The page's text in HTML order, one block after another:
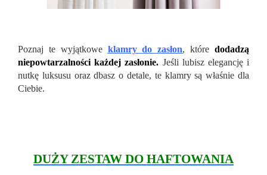
Poznaj te wyjątkowe klamry do zasłon, któredodadzą
niepowtarzalności każdej zasłonie. Jeśli lubisz elegancję i
nutkę luksusu oraz dbasz o detale, te klamry są właśnie dla
Ciebie.
DUŻY ZESTAW DO HAFTOWANIA